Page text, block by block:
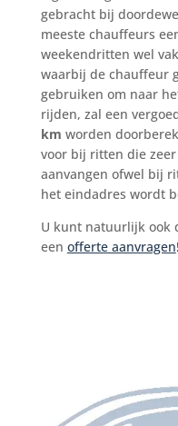
gebracht bij
meeste chauffeurs
weekendritten wel
waarbij de chauffeur
gebruiken om naar
rijden, zal een
km worden
voor bij ritten die
aanvangen ofwel bij
het eindadres wordt
U kunt natuurlijk ook
een offerte aanvragen!